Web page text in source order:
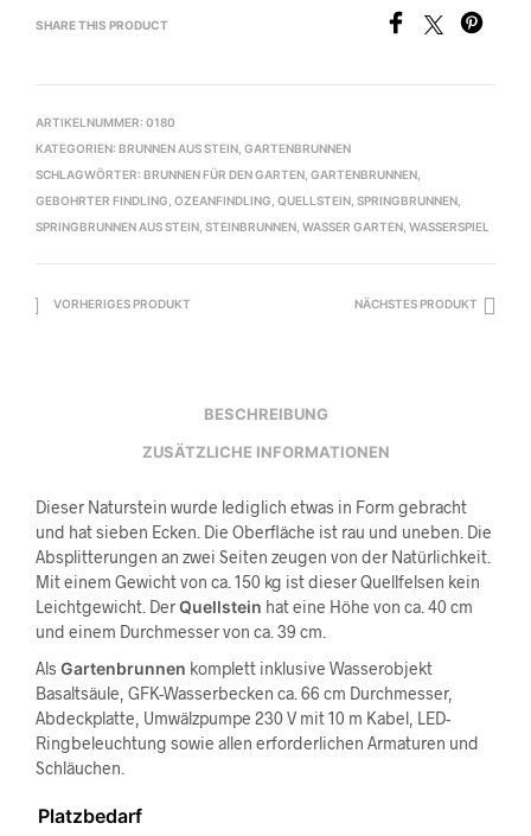
SHARE THIS PRODUCT
ARTIKELNUMMER: 0180
KATEGORIEN: BRUNNEN AUS STEIN GARTENBRUNNEN
SCHLAGWÖRTER: BRUNNEN FÜR DEN GARTEN GARTENBRUNNEN
GEBOHRTER FINDLING OZEANFINDLING QUELLSTEIN SPRINGBRUNNEN
SPRINGBRUNNEN AUS STEIN STEINBRUNNEN WASSER GARTEN WASSERSPIEL
VORHERIGES PRODUKT NÄCHSTES PRODUKT
BESCHREIBUNG
ZUSÄTZLICHE INFORMATIONEN
Dieser Naturstein wurde lediglich etwas in Form gebracht
und hat sieben Ecken. Die Oberfläche ist rau und uneben. Die
Absplitterungen an zwei Seiten zeugen von der Natürlichkeit.
Mit einem Gewicht von ca. 150 kg ist dieser Quellfelsen kein
Leichtgewicht. DerQuellstein hat eine Höhe von ca. 40 cm
und einem Durchmesser von ca. 39 cm.
Als Gartenbrunnen komplett inklusive Wasserobjekt
Basaltsäule, GFK-Wasserbecken ca. 66 cm Durchmesser,
Abdeckplatte, Umwälzpumpe 230 V mit 10 m Kabel, LED-
Ringbeleuchtung sowie allen erforderlichen Armaturen und
Schläuchen.
Platzbedarf